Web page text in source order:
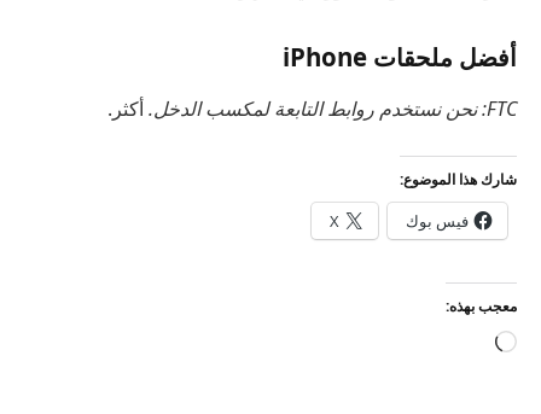
أفضل ملحقات iPhone
FTC: نحن نستخدم روابط التابعة لمكسب الدخل. أكثر.
شارك هذا الموضوع:
فيس بوك X
معجب بهذه:
جاري